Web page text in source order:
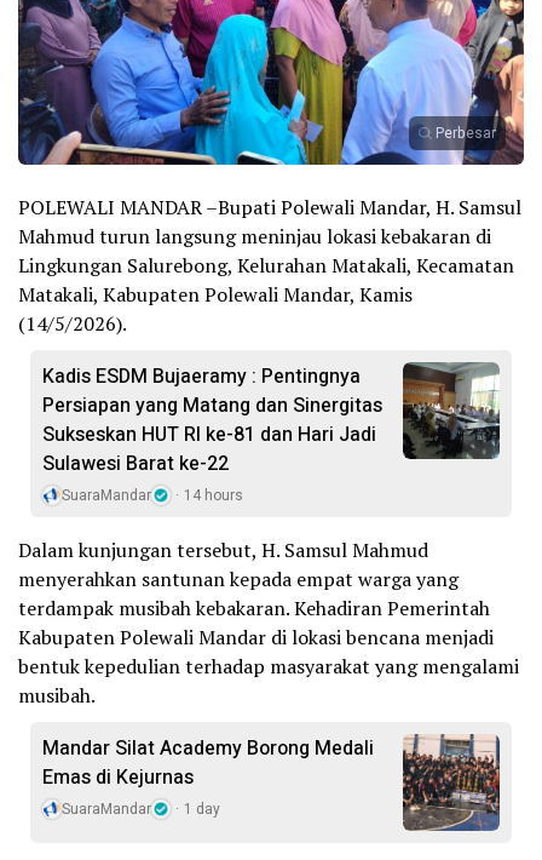
Perbesar
POLEWALI MANDAR –Bupati Polewali Mandar, H. Samsul
Mahmud turun langsung meninjau lokasi kebakaran di
Lingkungan Salurebong, Kelurahan Matakali, Kecamatan
Matakali, Kabupaten Polewali Mandar, Kamis
(14/5/2026).
Kadis ESDM Bujaeramy : Pentingnya
Persiapan yang Matang dan Sinergitas
Sukseskan HUT RI ke-81 dan Hari Jadi
Sulawesi Barat ke-22
SuaraMandar 14 hours
Dalam kunjungan tersebut, H. Samsul Mahmud
menyerahkan santunan kepada empat warga yang
terdampak musibah kebakaran. Kehadiran Pemerintah
Kabupaten Polewali Mandar di lokasi bencana menjadi
bentuk kepedulian terhadap masyarakat yang mengalami
musibah.
Mandar Silat Academy Borong Medali
Emas di Kejurnas
SuaraMandar 1 day